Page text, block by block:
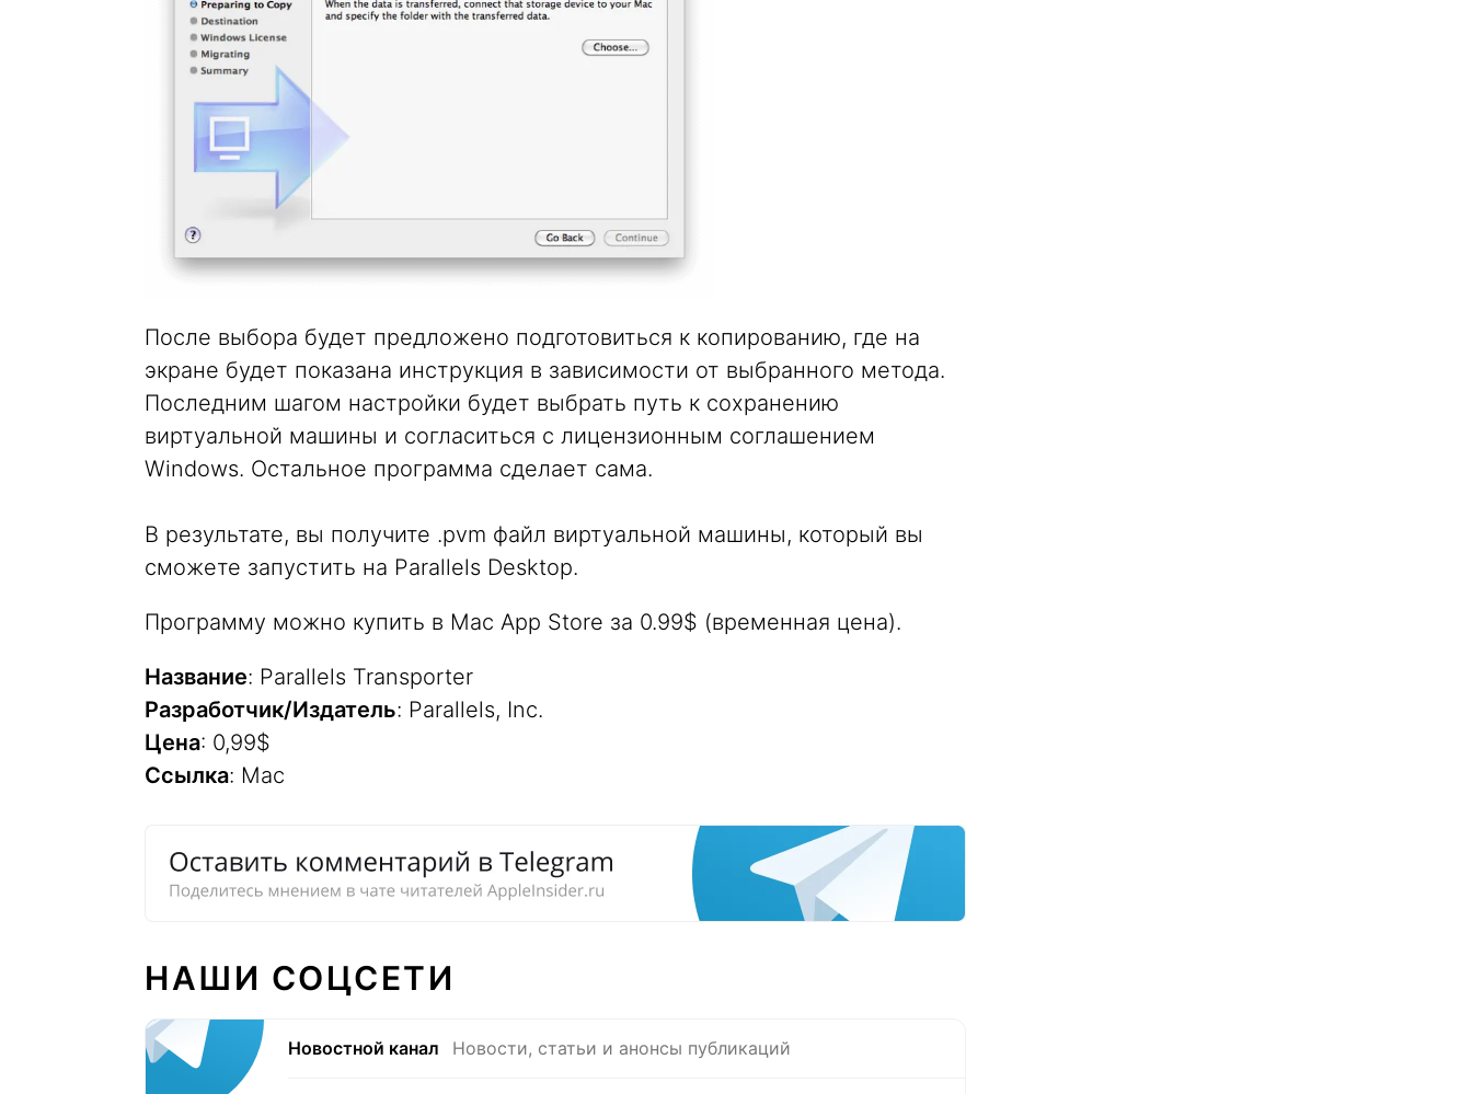
После выбора будет предложено подготовиться к копированию, где на
экране будет показана инструкция в зависимости от выбранного метода.
Последним шагом настройки будет выбрать путь к сохранению
виртуальной машины и согласиться с лицензионным соглашением
Windows. Остальное программа сделает сама.
В результате, вы получите .pvm файл виртуальной машины, который вы
сможете запустить на Parallels Desktop.
Программу можно купить в Mac App Store за 0.99$ (временная цена).
Название: Parallels Transporter
Разработчик/Издатель: Parallels, Inc.
Цена: 0,99$
Ссылка: Mac
НАШИ СОЦСЕТИ
Новостной канал Новости, статьи и анонсы публикаций